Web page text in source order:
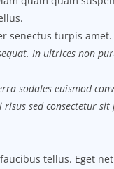
senectus turpis
In ultrices non
sodales euismod
risus sed consectetur
tellus. Eget